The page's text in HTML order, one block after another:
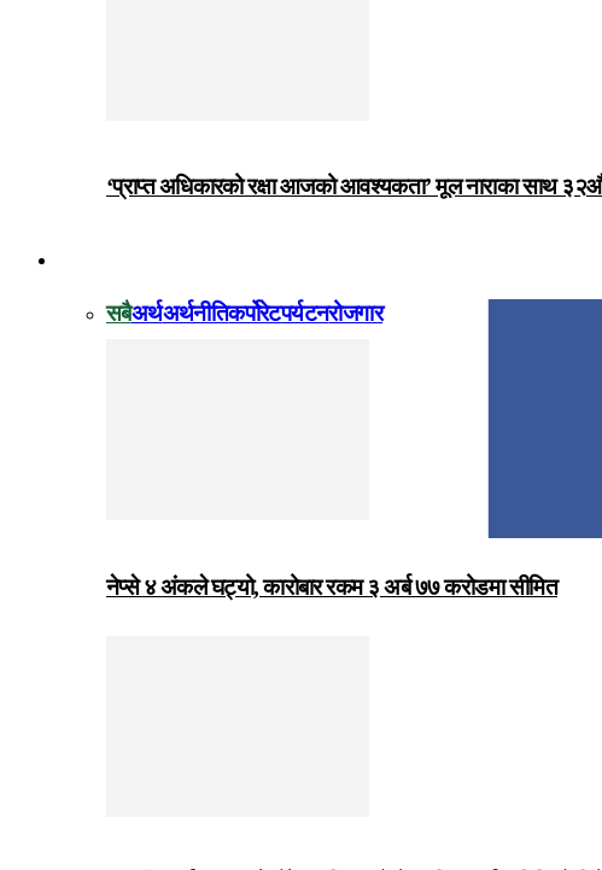
‘प्राप्त अधिकारको रक्षा आजको आवश्यकता’ मूल नाराका साथ
सबैअर्थअर्थनीतिकर्पोरेटपर्यटनरोजगार
नेप्से ४ अंकले घट्यो, कारोबार रकम ३ अर्ब ७७ करोडमा सीमित